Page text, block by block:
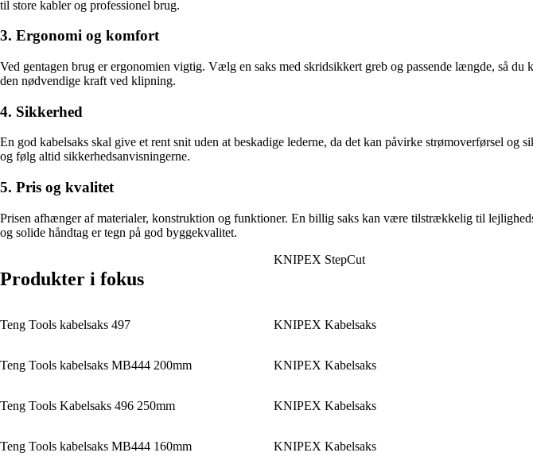
til store kabler og professionel brug.
3. Ergonomi og komfort
Ved gentagen brug er ergonomien vigtig. Vælg en saks med skridsikkert greb og passende længde, så
den nødvendige kraft ved klipning.
4. Sikkerhed
En god kabelsaks skal give et rent snit uden at beskadige lederne, da det kan påvirke strømoverførsel
og følg altid sikkerhedsanvisningerne.
5. Pris og kvalitet
Prisen afhænger af materialer, konstruktion og funktioner. En billig saks kan være tilstrækkelig til
og solide håndtag er tegn på god byggekvalitet.
Produkter i fokus
KNIPEX StepCut
Teng Tools kabelsaks 497 KNIPEX Kabelsaks
Teng Tools kabelsaks MB444 200mm KNIPEX Kabelsaks
Teng Tools Kabelsaks 496 250mm KNIPEX Kabelsaks
Teng Tools kabelsaks MB444 160mm KNIPEX Kabelsaks